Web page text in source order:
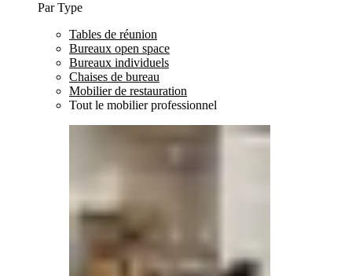
Par Type
Tables de réunion
Bureaux open space
Bureaux individuels
Chaises de bureau
Mobilier de restauration
Tout le mobilier professionnel